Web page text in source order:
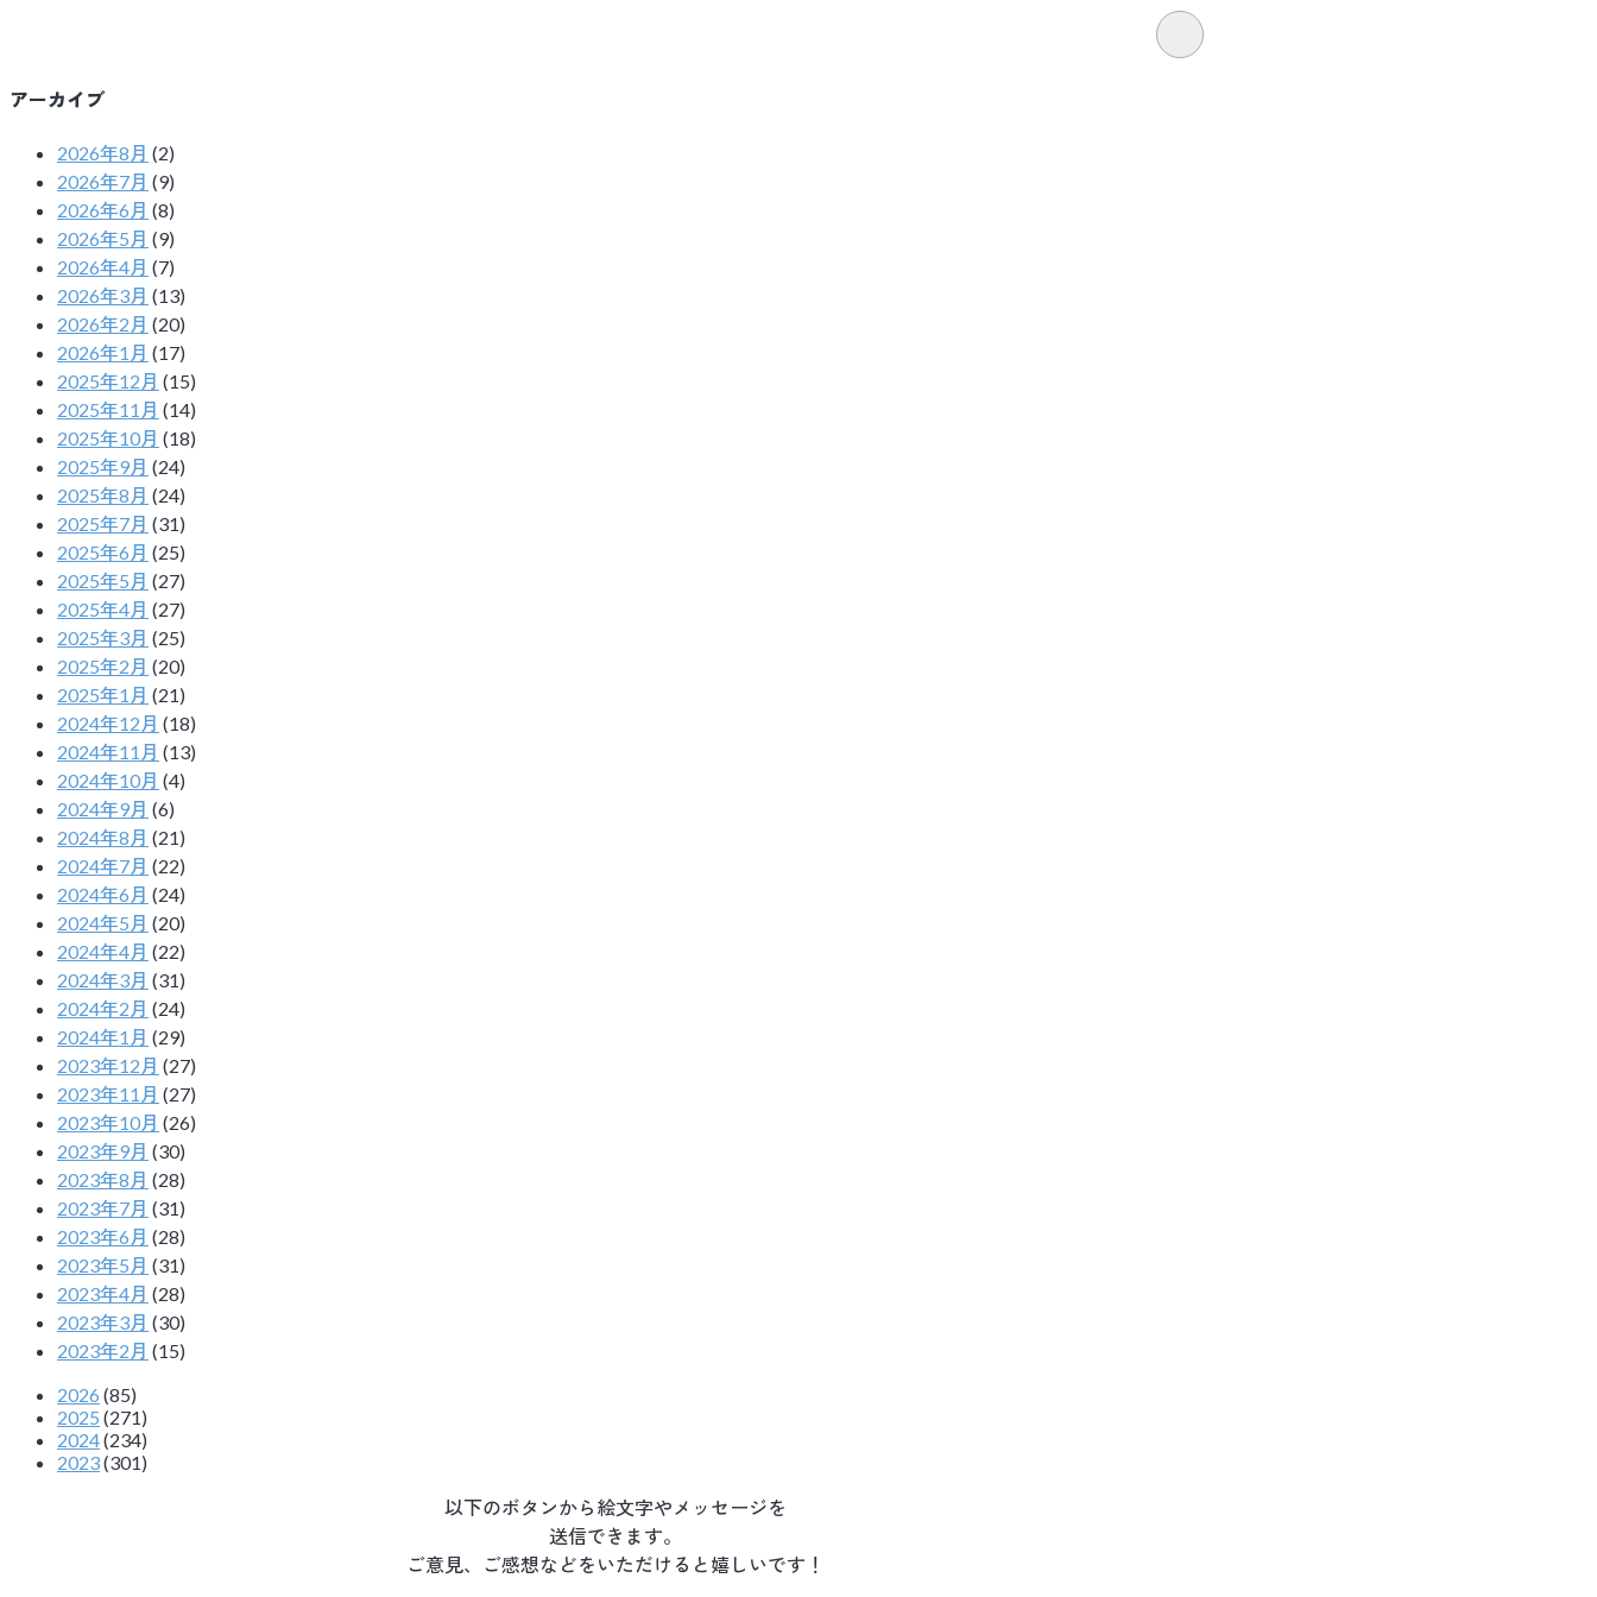
アーカイブ
2026年8月 (2)
2026年7月 (9)
2026年6月 (8)
2026年5月 (9)
2026年4月 (7)
2026年3月 (13)
2026年2月 (20)
2026年1月 (17)
2025年12月 (15)
2025年11月 (14)
2025年10月 (18)
2025年9月 (24)
2025年8月 (24)
2025年7月 (31)
2025年6月 (25)
2025年5月 (27)
2025年4月 (27)
2025年3月 (25)
2025年2月 (20)
2025年1月 (21)
2024年12月 (18)
2024年11月 (13)
2024年10月 (4)
2024年9月 (6)
2024年8月 (21)
2024年7月 (22)
2024年6月 (24)
2024年5月 (20)
2024年4月 (22)
2024年3月 (31)
2024年2月 (24)
2024年1月 (29)
2023年12月 (27)
2023年11月 (27)
2023年10月 (26)
2023年9月 (30)
2023年8月 (28)
2023年7月 (31)
2023年6月 (28)
2023年5月 (31)
2023年4月 (28)
2023年3月 (30)
2023年2月 (15)
2026 (85)
2025 (271)
2024(234)
2023(301)
以下のボタンから絵文字やメッセージを
送信できます。
ご意見、ご感想などをいただけると嬉しいです！